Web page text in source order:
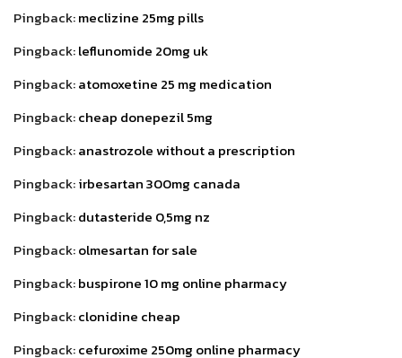
Pingback:meclizine 25mg pills
Pingback:leflunomide 20mg uk
Pingback:atomoxetine 25 mg medication
Pingback:cheap donepezil 5mg
Pingback:anastrozole without a prescription
Pingback:irbesartan 300mg canada
Pingback:dutasteride 0,5mg nz
Pingback:olmesartan for sale
Pingback:buspirone 10 mg online pharmacy
Pingback:clonidine cheap
Pingback:cefuroxime 250mg online pharmacy